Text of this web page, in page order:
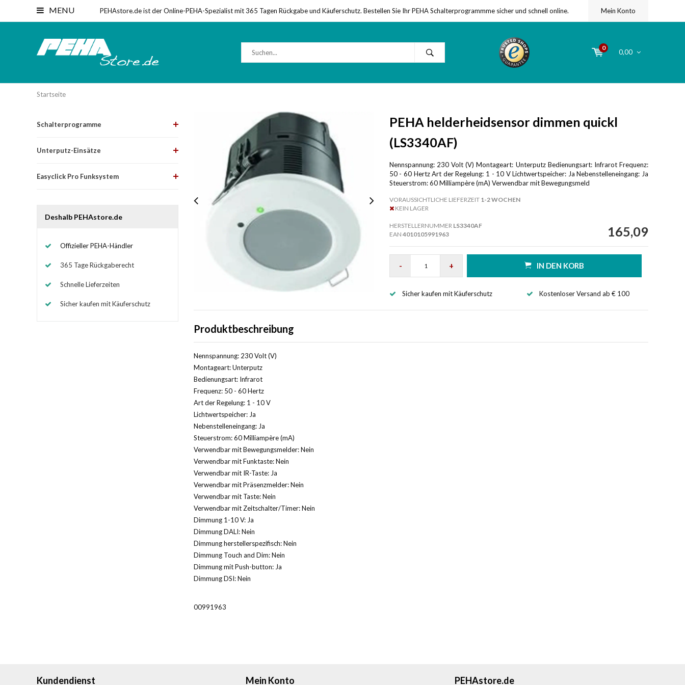
MENU PEHAstore.de ist der Online-PEHA-Spezialist mit 365 Tagen Rückgabe und Käuferschutz. Bestellen Sie Ihr PEHA Schalterprogrammme sicher und schnell online. Mein Konto
0
0,00
Startseite
Schalterprogramme
Unterputz-Einsätze
Easyclick Pro Funksystem
Deshalb PEHAstore.de
Offizieller PEHA-Händler
365 Tage Rückgaberecht
Schnelle Lieferzeiten
Sicher kaufen mit Käuferschutz
PEHA helderheidsensor dimmen quickl
(LS3340AF)
Nennspannung: 230 Volt (V) Montageart: Unterputz Bedienungsart: Infrarot Frequenz:
50 - 60 Hertz Art der Regelung: 1 - 10 V Lichtwertspeicher: Ja Nebenstelleneingang: Ja
Steuerstrom: 60 Milliampère (mA) Verwendbar mit Bewegungsmeld
VORAUSSICHTLICHE LIEFERZEIT1-2 WOCHEN
KEIN LAGER
HERSTELLERNUMMER LS3340AF
EAN 4010105991963 165,09
- + IN DEN KORB
Sicher kaufen mit Käuferschutz Kostenloser Versand ab € 100
Produktbeschreibung
Nennspannung: 230 Volt (V)
Montageart: Unterputz
Bedienungsart: Infrarot
Frequenz: 50 - 60 Hertz
Art der Regelung: 1 - 10 V
Lichtwertspeicher: Ja
Nebenstelleneingang: Ja
Steuerstrom: 60 Milliampère (mA)
Verwendbar mit Bewegungsmelder: Nein
Verwendbar mit Funktaste: Nein
Verwendbar mit IR-Taste: Ja
Verwendbar mit Präsenzmelder: Nein
Verwendbar mit Taste: Nein
Verwendbar mit Zeitschalter/Timer: Nein
Dimmung 1-10 V: Ja
Dimmung DALI: Nein
Dimmung herstellerspezifisch: Nein
Dimmung Touch and Dim: Nein
Dimmung mit Push-button: Ja
Dimmung DSI: Nein
00991963
Kundendienst Mein Konto PEHAstore.de